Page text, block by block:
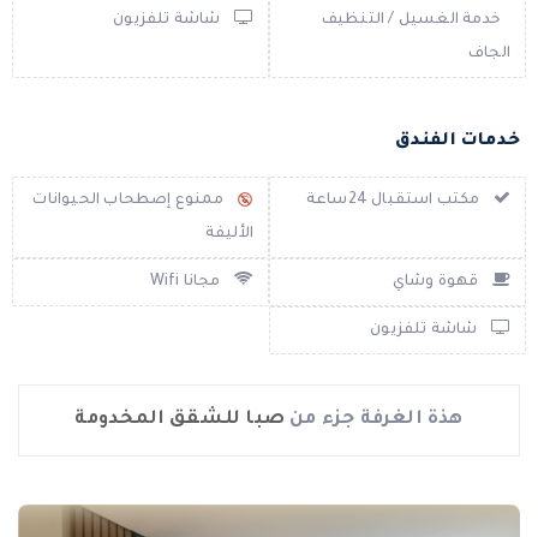
خدمة الغسيل / التنظيف
الجاف
شاشة تلفزيون
خدمات الفندق
مكتب استقبال 24ساعة
ممنوع إصطحاب الحيوانات
الأليفة
قهوة وشاي مجانا Wifi
شاشة تلفزيون
هذة الغرفة جزء من صبا للشقق المخدومة